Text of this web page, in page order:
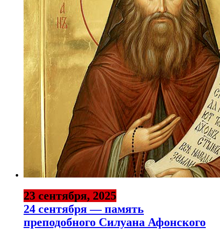
23 сентября, 2025
24 сентября — память
преподобного Силуана Афонского